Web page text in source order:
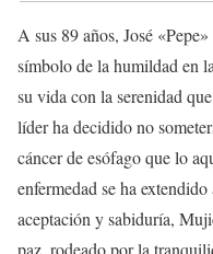
A sus 89 años, José
símbolo de la humildad en
su vida con la serenidad
líder ha decidido no
cáncer de esófago que lo
enfermedad se ha
aceptación y sabiduría,
paz, rodeado por la